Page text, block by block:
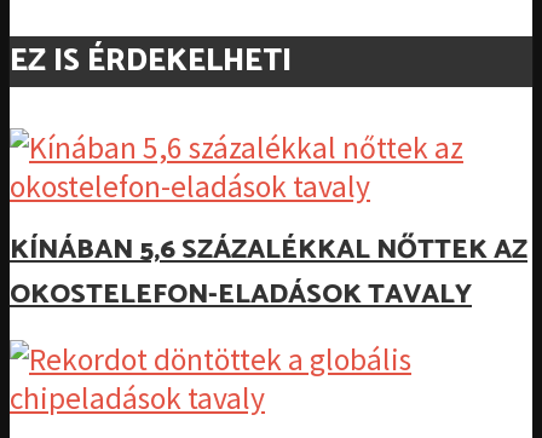
EZ IS ÉRDEKELHETI
KÍNÁBAN 5,6 SZÁZALÉKKAL NŐTTEK AZ
OKOSTELEFON-ELADÁSOK TAVALY